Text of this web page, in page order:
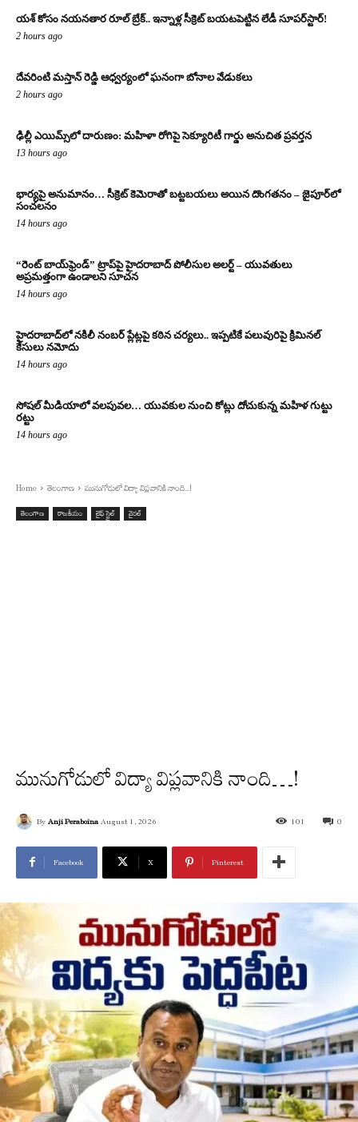
యశ్ కోసం నయనతార రూల్ బ్రేక్.. ఇన్నాళ్ల సీక్రెట్ బయటపెట్టిన లేడీ సూపర్‌స్టార్!
2 hours ago
దేవరింటి మస్తాన్ రెడ్డి ఆధ్వర్యంలో ఘనంగా బోనాల వేడుకలు
2 hours ago
ఢిల్లీ ఎయిమ్స్‌లో దారుణం: మహిళా రోగిపై సెక్యూరిటీ గార్డు అనుచిత ప్రవర్తన
13 hours ago
భార్యపై అనుమానం… సీక్రెట్ కెమెరాతో బట్టబయలు అయిన దొంగతనం – జైపూర్‌లో
సంచలనం
14 hours ago
“రెంట్ బాయ్‌ఫ్రెండ్” ట్రాప్‌పై హైదరాబాద్ పోలీసుల అలర్ట్ – యువతులు
అప్రమత్తంగా ఉండాలని సూచన
14 hours ago
హైదరాబాద్‌లో నకిలీ నంబర్ ప్లేట్లపై కఠిన చర్యలు.. ఇప్పటికే పలువురిపై క్రిమినల్
కేసులు నమోదు
14 hours ago
సోషల్ మీడియాలో వలపువల… యువకుల నుంచి కోట్లు దోచుకున్న మహిళ గుట్టు
రట్టు
14 hours ago